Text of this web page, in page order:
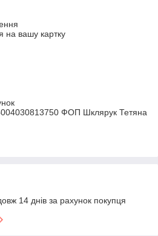
на вашу картку
ФОП Шклярук Тетяна
14 днів за рахунок покупця